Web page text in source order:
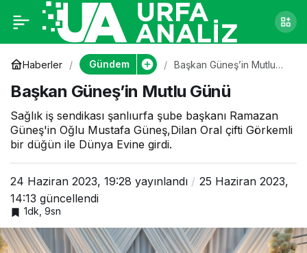
Haberler Gündem
Başkan Güneş’in Mutlu
Başkan Güneş’in Mutlu Günü
Sağlık iş sendikası şanlıurfa şube başkanı Ramazan
Güneş'in Oğlu Mustafa Güneş,Dilan Oral çifti Görkemli
bir düğün ile Dünya Evine girdi.
24 Haziran 2023, 19:28 yayınlandı
25 Haziran 2023,
14:13 güncellendi
1dk, 9sn
Başkan Güneş’in
Mutlu Günü
0